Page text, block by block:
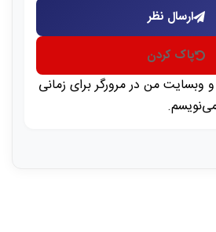
ارسال نظر
پاک کردن
و وبسایت من در مرورگر برای زمانی